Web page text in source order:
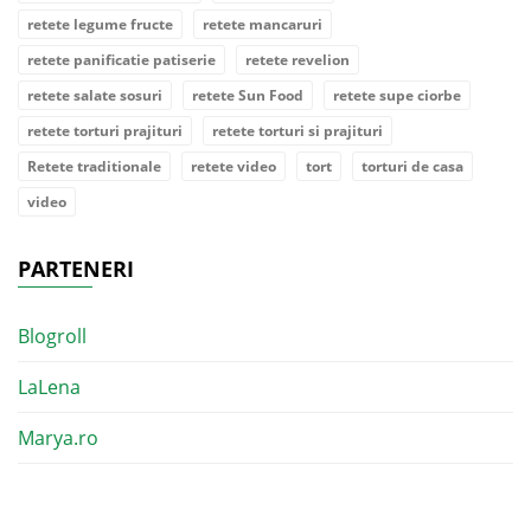
retete legume fructe
retete mancaruri
retete panificatie patiserie
retete revelion
retete salate sosuri
retete Sun Food
retete supe ciorbe
retete torturi prajituri
retete torturi si prajituri
Retete traditionale
retete video tort
torturi de casa
video
PARTENERI
Blogroll
LaLena
Marya.ro